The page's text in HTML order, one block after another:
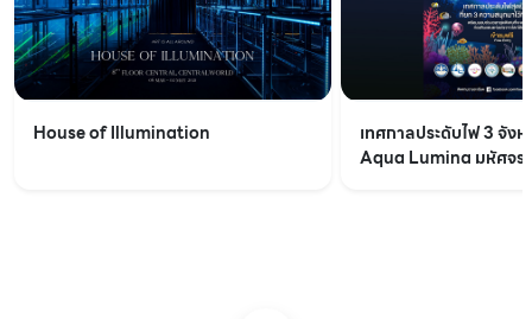
House of Illumination
เทศกาลประดับไฟ 3 จัง
Aqua Lumina มหัศจร